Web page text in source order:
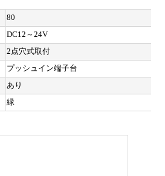
80
DC12～24V
2点穴式取付
プッシュイン端子台
あり
緑